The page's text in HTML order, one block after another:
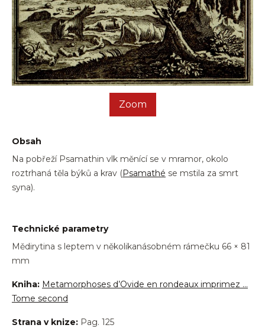
Zoom
Obsah
Na pobřeží Psamathin vlk měnící se v mramor, okolo
roztrhaná těla býků a krav (Psamathé se mstila za smrt
syna).
Technické parametry
Mědirytina s leptem v několikanásobném rámečku 66 × 81
mm
Kniha: Metamorphoses d’Ovide en rondeaux imprimez …
Tome second
Strana v knize: Pag. 125